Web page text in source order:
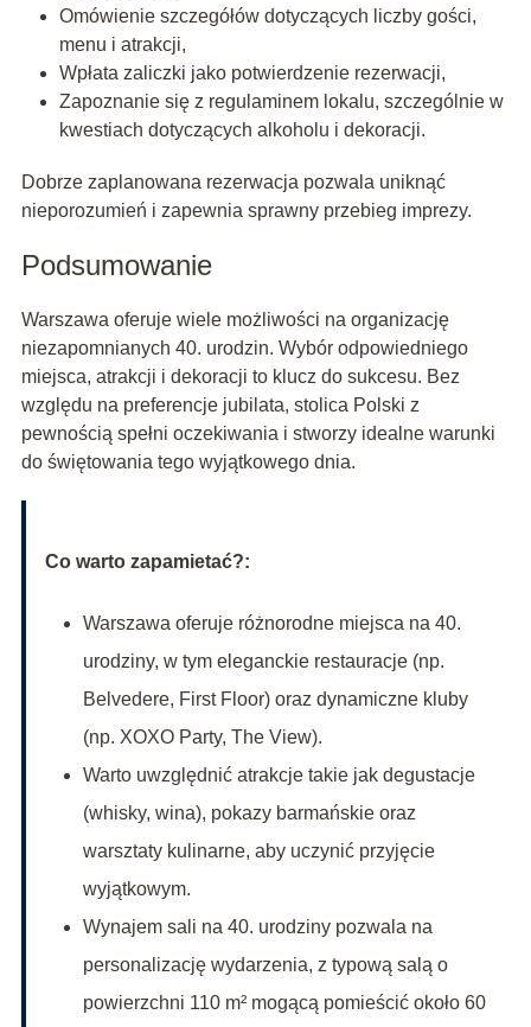
Omówienie szczegółów dotyczących liczby gości,
menu i atrakcji,
Wpłata zaliczki jako potwierdzenie rezerwacji,
Zapoznanie się z regulaminem lokalu, szczególnie w
kwestiach dotyczących alkoholu i dekoracji.
Dobrze zaplanowana rezerwacja pozwala uniknąć
nieporozumień i zapewnia sprawny przebieg imprezy.
Podsumowanie
Warszawa oferuje wiele możliwości na organizację
niezapomnianych 40. urodzin. Wybór odpowiedniego
miejsca, atrakcji i dekoracji to klucz do sukcesu. Bez
względu na preferencje jubilata, stolica Polski z
pewnością spełni oczekiwania i stworzy idealne warunki
do świętowania tego wyjątkowego dnia.
Co warto zapamietać?:
Warszawa oferuje różnorodne miejsca na 40.
urodziny, w tym eleganckie restauracje (np.
Belvedere, First Floor) oraz dynamiczne kluby
(np. XOXO Party, The View).
Warto uwzględnić atrakcje takie jak degustacje
(whisky, wina), pokazy barmańskie oraz
warsztaty kulinarne, aby uczynić przyjęcie
wyjątkowym.
Wynajem sali na 40. urodziny pozwala na
personalizację wydarzenia, z typową salą o
powierzchni 110 m² mogącą pomieścić około 60